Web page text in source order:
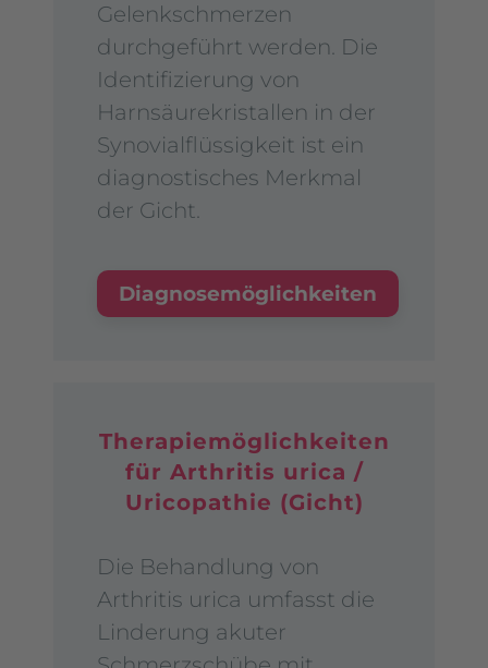
Gelenkschmerzen
durchgeführt werden. Die
Identifizierung von
Harnsäurekristallen in der
Synovialflüssigkeit ist ein
diagnostisches Merkmal
der Gicht.
Diagnosemöglichkeiten
Therapiemöglichkeiten
für Arthritis urica /
Uricopathie (Gicht)
Die Behandlung von
Arthritis urica umfasst die
Linderung akuter